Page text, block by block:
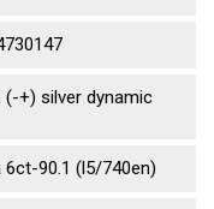
(-+) silver dynamic
90.1 (l5/740en)